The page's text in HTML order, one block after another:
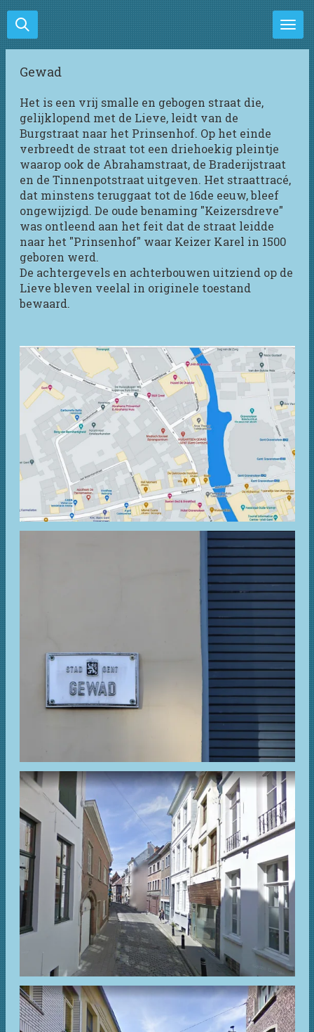
Ga
direct
naar
hoofdinhoud
Gewad
Het is een vrij smalle en gebogen straat die,
gelijklopend met de Lieve, leidt van de
Burgstraat naar het Prinsenhof. Op het einde
verbreedt de straat tot een driehoekig pleintje
waarop ook de Abrahamstraat, de Braderijstraat
en de Tinnenpotstraat uitgeven. Het straattracé,
dat minstens teruggaat tot de 16de eeuw, bleef
ongewijzigd. De oude benaming "Keizersdreve"
was ontleend aan het feit dat de straat leidde
naar het "Prinsenhof" waar Keizer Karel in 1500
geboren werd.
De achtergevels en achterbouwen uitziend op de
Lieve bleven veelal in originele toestand
bewaard.